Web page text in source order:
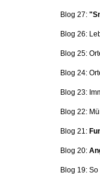
Blog 27:
Blog 26:
Blog 25:
Blog 24:
Blog 23:
Blog 22:
Blog 21:
Blog 20:
Blog 19: